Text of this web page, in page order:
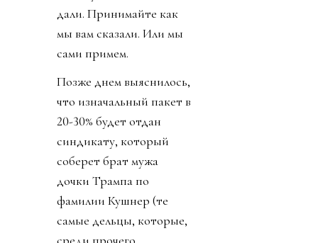
дали. Принимайте как
мы вам сказали. Или мы
сами примем.
Позже днем выяснилось,
что изначальный пакет в
20-30% будет отдан
синдикату, который
соберет брат мужа
дочки Трампа по
фамилии Кушнер (те
самые дельцы, которые,